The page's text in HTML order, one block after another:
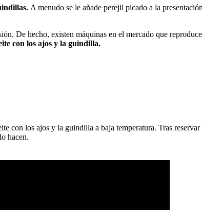
A menudo se le añade perejil picado a la
De hecho, existen máquinas en el mercado que
con los ajos y la guindilla.
con los ajos y la guindilla a baja temperatura. Tras
hacen.